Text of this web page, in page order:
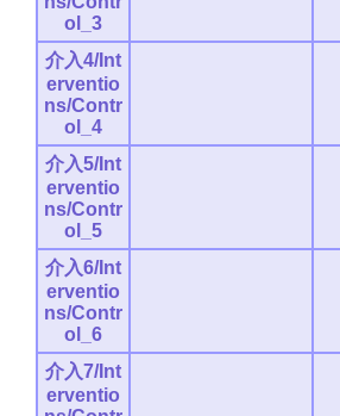
ol_3
介入4/Int
erventio
ns/Contr
ol_4
介入5/Int
erventio
ns/Contr
ol_5
介入6/Int
erventio
ns/Contr
ol_6
介入7/Int
erventio